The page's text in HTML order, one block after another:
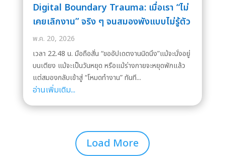
Digital Boundary Trauma: เมื่อเรา “ไม่
เคยเลิกงาน” จริง ๆ จนสมองพังแบบไม่รู้ตัว
พ.ค. 20, 2026
เวลา 22.48 น. มือถือสั่น “ขออัปเดตงานนิดนึง”แม้จะนั่งอยู่
บนเตียง แม้จะเป็นวันหยุด หรือแม้ร่างกายจะหยุดพักแล้ว
แต่สมองกลับเข้าสู่ “โหมดทำงาน” ทันที...
อ่านเพิ่มเติม...
Load More